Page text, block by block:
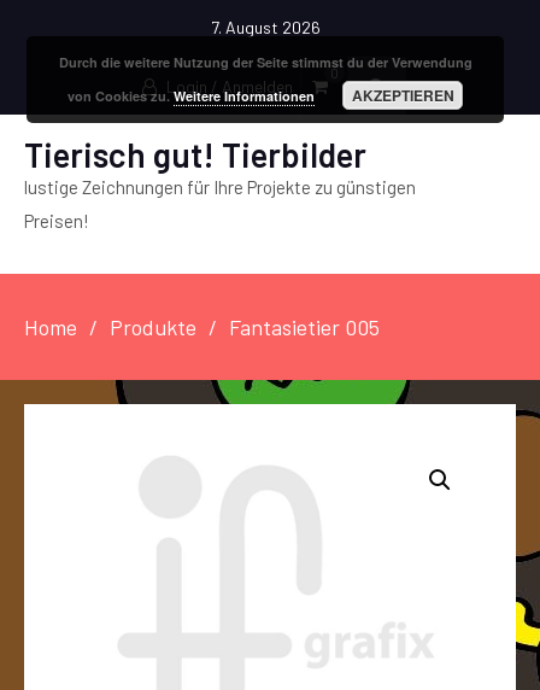
7. August 2026
Login / Anmelden
0
Tierisch gut! Tierbilder
lustige Zeichnungen für Ihre Projekte zu günstigen
Preisen!
Home Produkte Fantasietier 005
Durch die weitere Nutzung der Seite stimmst du der Verwendung
von Cookies zu.Weitere Informationen AKZEPTIEREN